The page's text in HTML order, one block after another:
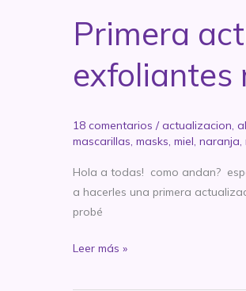
Primera
exfoliantes
18 comentarios /actualizacion,
mascarillas, masks, miel, naranja,
Hola a todas! como andan?
a hacerles una primera
probé
Primera
del
Leer más »